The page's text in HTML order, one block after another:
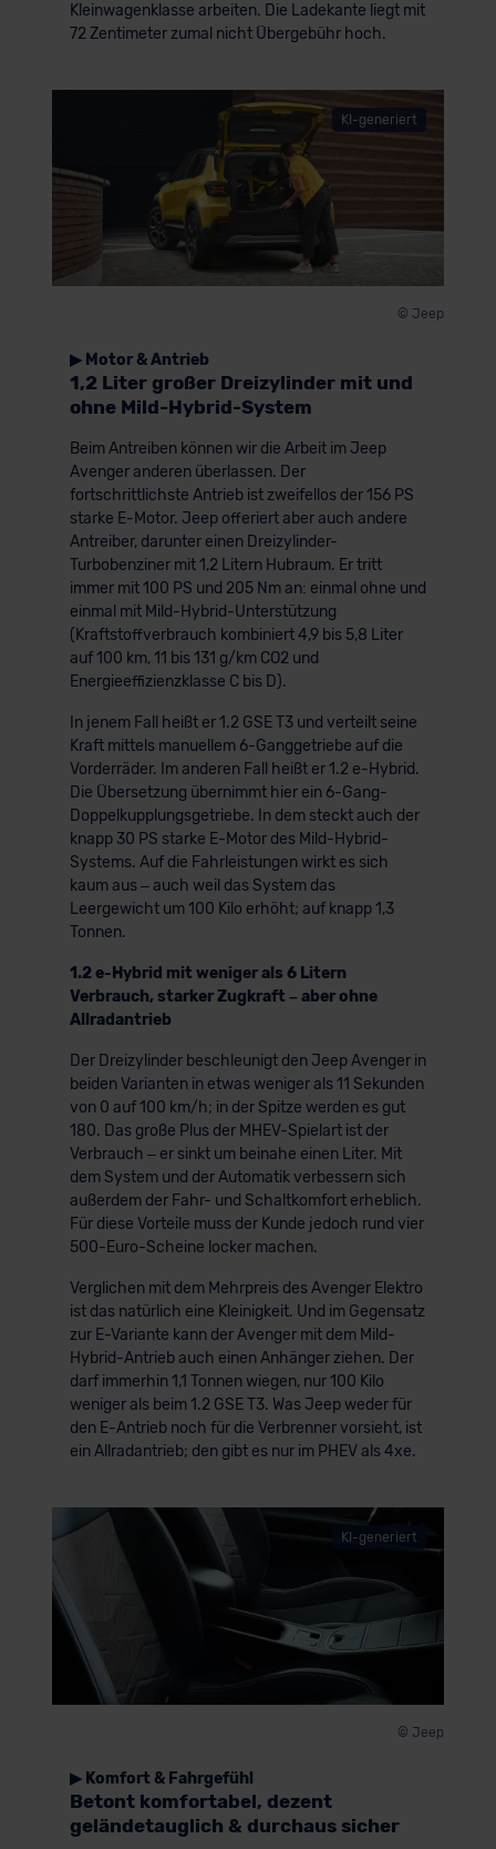
Kleinwagenklasse arbeiten. Die Ladekante liegt mit
72 Zentimeter zumal nicht Übergebühr hoch.
KI-generiert
© Jeep
▶ Motor & Antrieb
1,2 Liter großer Dreizylinder mit und
ohne Mild-Hybrid-System
Beim Antreiben können wir die Arbeit im Jeep
Avenger anderen überlassen. Der
fortschrittlichste Antrieb ist zweifellos der 156 PS
starke E-Motor. Jeep offeriert aber auch andere
Antreiber, darunter einen Dreizylinder-
Turbobenziner mit 1,2 Litern Hubraum. Er tritt
immer mit 100 PS und 205 Nm an: einmal ohne und
einmal mit Mild-Hybrid-Unterstützung
(Kraftstoffverbrauch kombiniert 4,9 bis 5,8 Liter
auf 100 km, 11 bis 131 g/km CO2 und
Energieeffizienzklasse C bis D).
In jenem Fall heißt er 1.2 GSE T3 und verteilt seine
Kraft mittels manuellem 6-Ganggetriebe auf die
Vorderräder. Im anderen Fall heißt er 1.2 e-Hybrid.
Die Übersetzung übernimmt hier ein 6-Gang-
Doppelkupplungsgetriebe. In dem steckt auch der
knapp 30 PS starke E-Motor des Mild-Hybrid-
Systems. Auf die Fahrleistungen wirkt es sich
kaum aus – auch weil das System das
Leergewicht um 100 Kilo erhöht; auf knapp 1,3
Tonnen.
1.2 e-Hybrid mit weniger als 6 Litern
Verbrauch, starker Zugkraft – aber ohne
Allradantrieb
Der Dreizylinder beschleunigt den Jeep Avenger in
beiden Varianten in etwas weniger als 11 Sekunden
von 0 auf 100 km/h; in der Spitze werden es gut
180. Das große Plus der MHEV-Spielart ist der
Verbrauch – er sinkt um beinahe einen Liter. Mit
dem System und der Automatik verbessern sich
außerdem der Fahr- und Schaltkomfort erheblich.
Für diese Vorteile muss der Kunde jedoch rund vier
500-Euro-Scheine locker machen.
Verglichen mit dem Mehrpreis des Avenger Elektro
ist das natürlich eine Kleinigkeit. Und im Gegensatz
zur E-Variante kann der Avenger mit dem Mild-
Hybrid-Antrieb auch einen Anhänger ziehen. Der
darf immerhin 1,1 Tonnen wiegen, nur 100 Kilo
weniger als beim 1.2 GSE T3. Was Jeep weder für
den E-Antrieb noch für die Verbrenner vorsieht, ist
ein Allradantrieb; den gibt es nur im PHEV als 4xe.
KI-generiert
© Jeep
▶ Komfort & Fahrgefühl
Betont komfortabel, dezent
geländetauglich & durchaus sicher